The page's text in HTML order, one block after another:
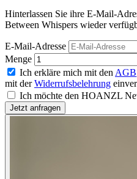
Hinterlassen Sie ihre E-Mail-
Between Whispers wieder
E-Mail-Adresse
Menge
Ich erkläre mich mit den AGB
mit derWiderrufsbelehrung
Ich möchte den HOANZL